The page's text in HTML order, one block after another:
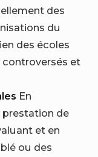
des
du
des écoles
controversés et
En
prestation de
et en
ou des